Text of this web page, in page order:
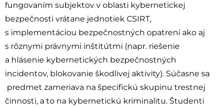
fungovaním subjektov v oblasti kybernetickej
bezpečnosti vrátane jednotiek CSIRT,
s implementáciou bezpečnostných opatrení ako aj
s rôznymi právnymi inštitútmi (napr. riešenie
a hlásenie kybernetických bezpečnostných
incidentov, blokovanie škodlivej aktivity). Súčasne sa
predmet zameriava na špecifickú skupinu trestnej
činnosti, a to na kybernetickú kriminalitu. Študenti